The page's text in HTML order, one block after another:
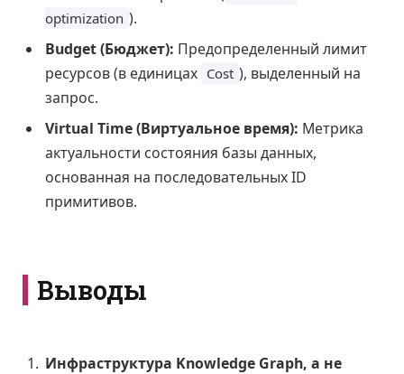
optimization ).
Budget (Бюджет): Предопределенный лимит
ресурсов (в единицах Cost ), выделенный на
запрос.
Virtual Time (Виртуальное время): Метрика
актуальности состояния базы данных,
основанная на последовательных ID
примитивов.
Выводы
Инфраструктура Knowledge Graph, а не